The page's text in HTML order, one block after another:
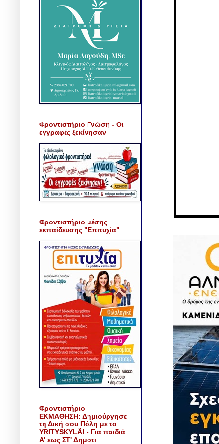
Φροντιστήριο Γνώση - Οι
εγγραφές ξεκίνησαν
Φροντιστήριο μέσης
εκπαίδευσης "Επιτυχία"
Φροντιστήριο
ΕΚΜΑΘΗΣΗ: Δημιούργησε
τη Δική σου Πόλη με το
YRITYSKYLÄ! - Για παιδιά
Α' εως ΣΤ' Δημοτι